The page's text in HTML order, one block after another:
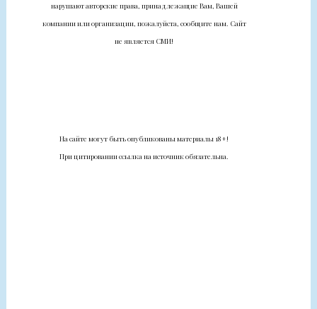
нарушают авторские права, принадлежащие Вам, Вашей
компании или организации, пожалуйста, сообщите нам. Сайт
не является СМИ!
На сайте могут быть опубликованы материалы 18+!
При цитировании ссылка на источник обязательна.